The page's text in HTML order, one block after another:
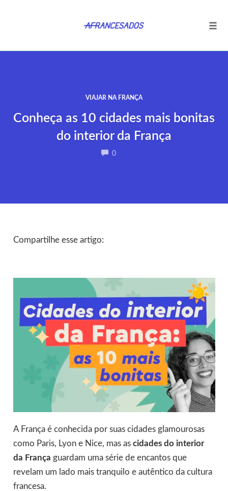
VIAJAR NA FRANÇA
Conheça as 10 cidades mais bonitas
do interior da França
0COMMENTS
Compartilhe esse artigo:
A França é conhecida por suas cidades glamourosas
como Paris, Lyon e Nice, mas as cidades do interior
da França guardam uma série de encantos que
revelam um lado mais tranquilo e autêntico da cultura
francesa.